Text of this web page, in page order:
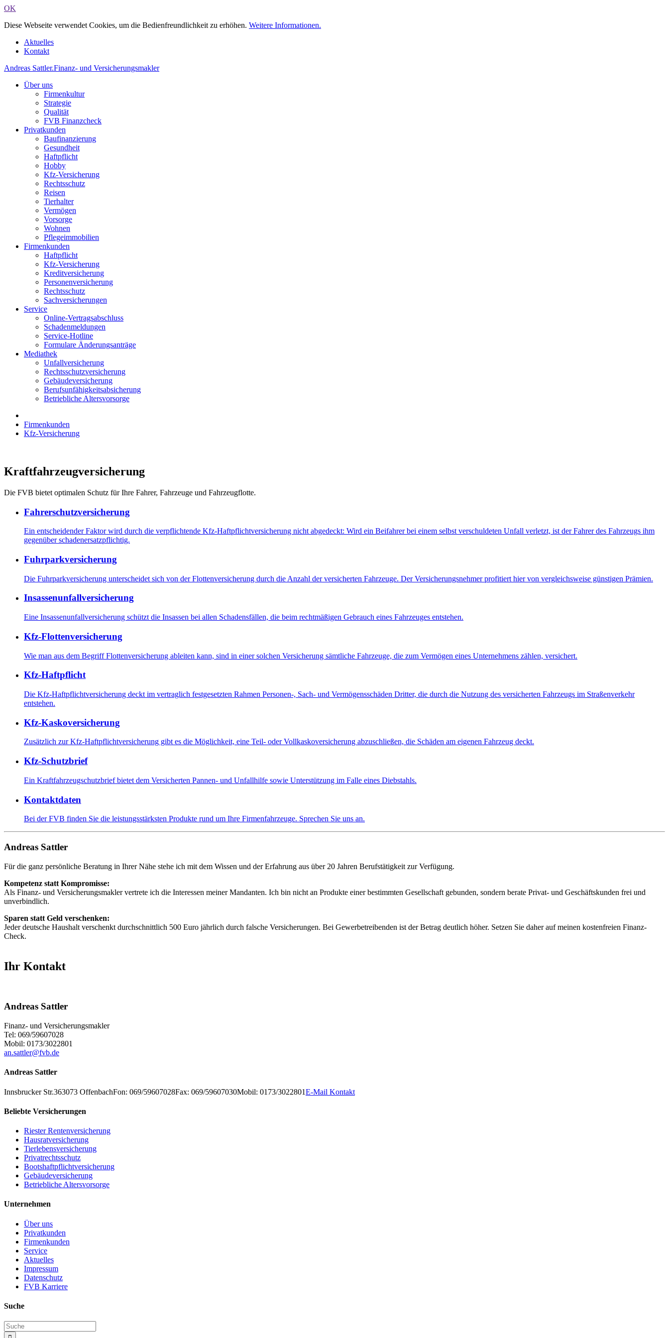
OK
Diese Webseite verwendet Cookies, um die Bedienfreundlichkeit zu erhöhen. Weitere Informationen.
Aktuelles
Kontakt
Andreas Sattler.Finanz- und Versicherungsmakler
Über uns
Firmenkultur
Strategie
Qualität
FVB Finanzcheck
Privatkunden
Baufinanzierung
Gesundheit
Haftpflicht
Hobby
Kfz-Versicherung
Rechtsschutz
Reisen
Tierhalter
Vermögen
Vorsorge
Wohnen
Pflegeimmobilien
Firmenkunden
Haftpflicht
Kfz-Versicherung
Kreditversicherung
Personenversicherung
Rechtsschutz
Sachversicherungen
Service
Online-Vertragsabschluss
Schadenmeldungen
Service-Hotline
Formulare Änderungsanträge
Mediathek
Unfallversicherung
Rechtsschutzversicherung
Gebäudeversicherung
Berufsunfähigkeitsabsicherung
Betriebliche Altersvorsorge
Firmenkunden
Kfz-Versicherung
Kraftfahrzeugversicherung
Die FVB bietet optimalen Schutz für Ihre Fahrer, Fahrzeuge und Fahrzeugflotte.
Fahrerschutzversicherung
Ein entscheidender Faktor wird durch die verpflichtende Kfz-Haftpflichtversicherung nicht abgedeckt: Wird ein Beifahrer bei einem selbst verschuldeten Unfall verletzt, ist der Fahrer des Fahrzeugs ihm
gegenüber schadenersatzpflichtig.
Fuhrparkversicherung
Die Fuhrparkversicherung unterscheidet sich von der Flottenversicherung durch die Anzahl der versicherten Fahrzeuge. Der Versicherungsnehmer profitiert hier von vergleichsweise günstigen Prämien.
Insassenunfallversicherung
Eine Insassenunfallversicherung schützt die Insassen bei allen Schadensfällen, die beim rechtmäßigen Gebrauch eines Fahrzeuges entstehen.
Kfz-Flottenversicherung
Wie man aus dem Begriff Flottenversicherung ableiten kann, sind in einer solchen Versicherung sämtliche Fahrzeuge, die zum Vermögen eines Unternehmens zählen, versichert.
Kfz-Haftpflicht
Die Kfz-Haftpflichtversicherung deckt im vertraglich festgesetzten Rahmen Personen-, Sach- und Vermögensschäden Dritter, die durch die Nutzung des versicherten Fahrzeugs im Straßenverkehr
entstehen.
Kfz-Kaskoversicherung
Zusätzlich zur Kfz-Haftpflichtversicherung gibt es die Möglichkeit, eine Teil- oder Vollkaskoversicherung abzuschließen, die Schäden am eigenen Fahrzeug deckt.
Kfz-Schutzbrief
Ein Kraftfahrzeugschutzbrief bietet dem Versicherten Pannen- und Unfallhilfe sowie Unterstützung im Falle eines Diebstahls.
Kontaktdaten
Bei der FVB finden Sie die leistungsstärksten Produkte rund um Ihre Firmenfahrzeuge. Sprechen Sie uns an.
Andreas Sattler
Für die ganz persönliche Beratung in Ihrer Nähe stehe ich mit dem Wissen und der Erfahrung aus über 20 Jahren Berufstätigkeit zur Verfügung.
Kompetenz statt Kompromisse:
Als Finanz- und Versicherungsmakler vertrete ich die Interessen meiner Mandanten. Ich bin nicht an Produkte einer bestimmten Gesellschaft gebunden, sondern berate Privat- und Geschäftskunden frei und
unverbindlich.
Sparen statt Geld verschenken:
Jeder deutsche Haushalt verschenkt durchschnittlich 500 Euro jährlich durch falsche Versicherungen. Bei Gewerbetreibenden ist der Betrag deutlich höher. Setzen Sie daher auf meinen kostenfreien Finanz-
Check.
Ihr Kontakt
Andreas Sattler
Finanz- und Versicherungsmakler
Tel: 069/59607028
Mobil: 0173/3022801
an.sattler@fvb.de
Andreas Sattler
Innsbrucker Str.363073 OffenbachFon: 069/59607028Fax: 069/59607030Mobil: 0173/3022801E-Mail Kontakt
Beliebte Versicherungen
Riester Rentenversicherung
Hausratversicherung
Tierlebensversicherung
Privatrechtsschutz
Bootshaftpflichtversicherung
Gebäudeversicherung
Betriebliche Altersvorsorge
Unternehmen
Über uns
Privatkunden
Firmenkunden
Service
Aktuelles
Impressum
Datenschutz
FVB Karriere
Suche